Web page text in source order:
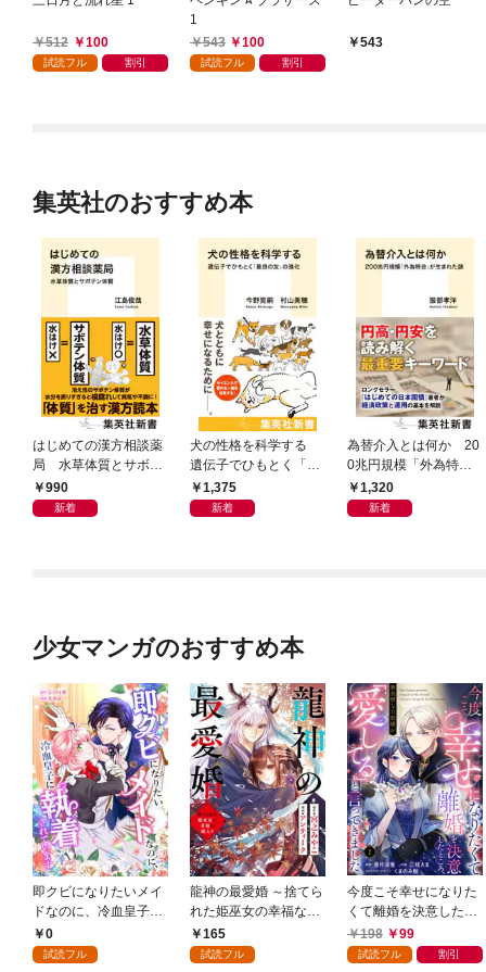
512 100
試読フル 割引
1
543
100
試読フル 割引
543
集英社のおすすめ本
はじめての漢方相談薬
局 水草体質とサボテ
ン体質
990
新着
犬の性格を科学する
遺伝子でひもとく「最
良の友」の進化
1,375
新着
為替介入とは何か 20
0兆円規模「外為特
会」が生まれた謎
1,320
新着
少女マンガのおすすめ本
即クビになりたいメイ
ドなのに、冷血皇子に
執着されています第1
話
0
試読フル
龍神の最愛婚 ～捨てら
れた姫巫女の幸福な嫁
入り～: 1
165
試読フル
今度こそ幸せになりた
くて離婚を決意したと
ころ、無表情な旦那様
が「愛してる」と言っ
198 99
試読フル 割引